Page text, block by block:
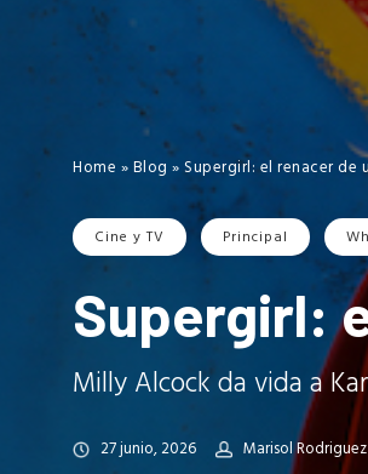
Home »Blog »Supergirl: el renacer de
Cine y TV Principal
Supergirl:
Milly Alcock da vida a
27 junio, 2026 Marisol Rodriguez